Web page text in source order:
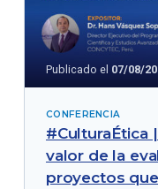
Publicado el 07/08/
CONFERENCIA
#CulturaÉtica
valor de la
proyectos